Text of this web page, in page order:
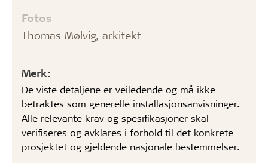
Fotos
Thomas Mølvig, arkitekt
Merk:
De viste detaljene er veiledende og må ikke
betraktes som generelle installasjonsanvisninger.
Alle relevante krav og spesifikasjoner skal
verifiseres og avklares i forhold til det konkrete
prosjektet og gjeldende nasjonale bestemmelser.